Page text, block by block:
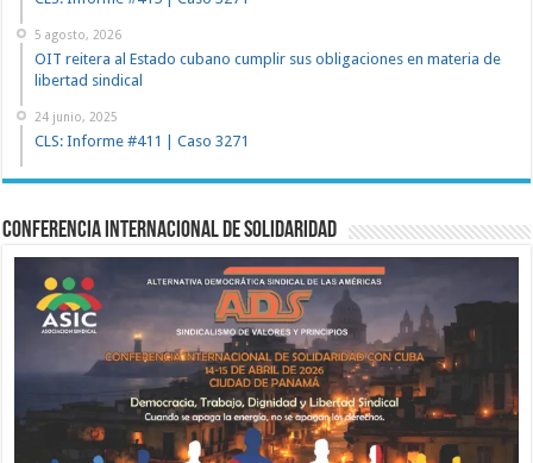
5 agosto, 2026
OIT reitera al Estado cubano cumplir sus obligaciones en materia de
libertad sindical
24 junio, 2025
CLS: Informe #411 | Caso 3271
Conferencia Internacional de Solidaridad